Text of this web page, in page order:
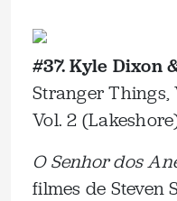
#37. Kyle Dixon
Stranger Things,
Vol. 2
O Senhor dos
filmes de Steven